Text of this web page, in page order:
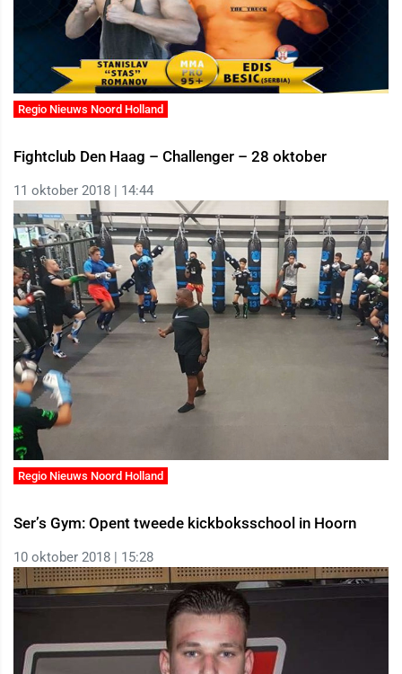
Regio Nieuws Noord Holland
Fightclub Den Haag – Challenger – 28 oktober
11 oktober 2018 | 14:44
Regio Nieuws Noord Holland
Ser’s Gym: Opent tweede kickboksschool in Hoorn
10 oktober 2018 | 15:28